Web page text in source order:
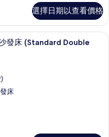
選擇日期以查看價格
客房內保險箱、書桌、筆電工作空間
發床 (Standard Double
床